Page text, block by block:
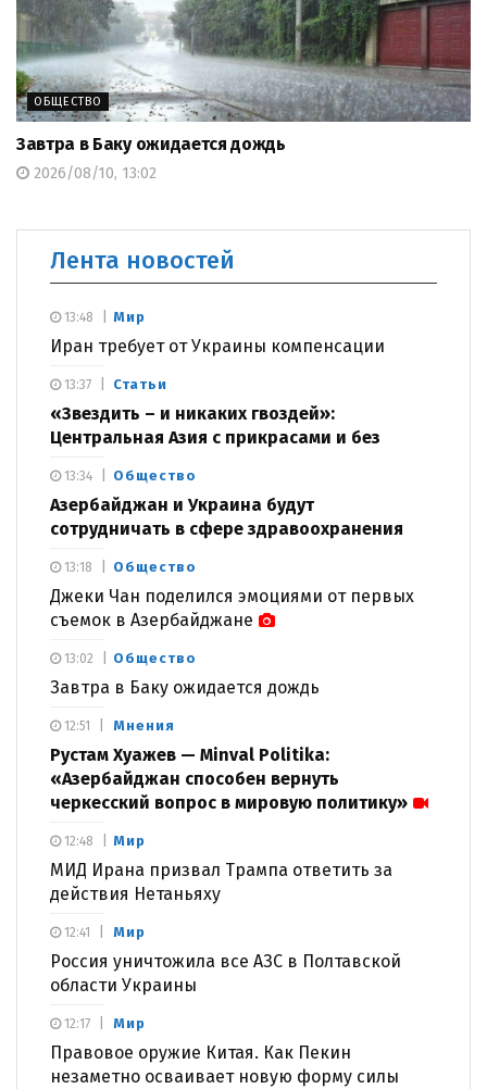
ОБЩЕСТВО
Завтра в Баку ожидается дождь
2026/08/10, 13:02
Лента новостей
Мир
Иран требует от Украины компенсации
13:48
Статьи
«Звездить – и никаких гвоздей»:
Центральная Азия с прикрасами и без
13:37
Общество
Азербайджан и Украина будут
сотрудничать в сфере здравоохранения
13:34
Общество
Джеки Чан поделился эмоциями от первых
съемок в Азербайджане
13:18
Общество
Завтра в Баку ожидается дождь
13:02
Мнения
Рустам Хуажев — Minval Politika:
«Азербайджан способен вернуть
черкесский вопрос в мировую политику»
12:51
Мир
МИД Ирана призвал Трампа ответить за
действия Нетаньяху
12:48
Мир
Россия уничтожила все АЗС в Полтавской
области Украины
12:41
Мир
Правовое оружие Китая. Как Пекин
незаметно осваивает новую форму силы
12:17